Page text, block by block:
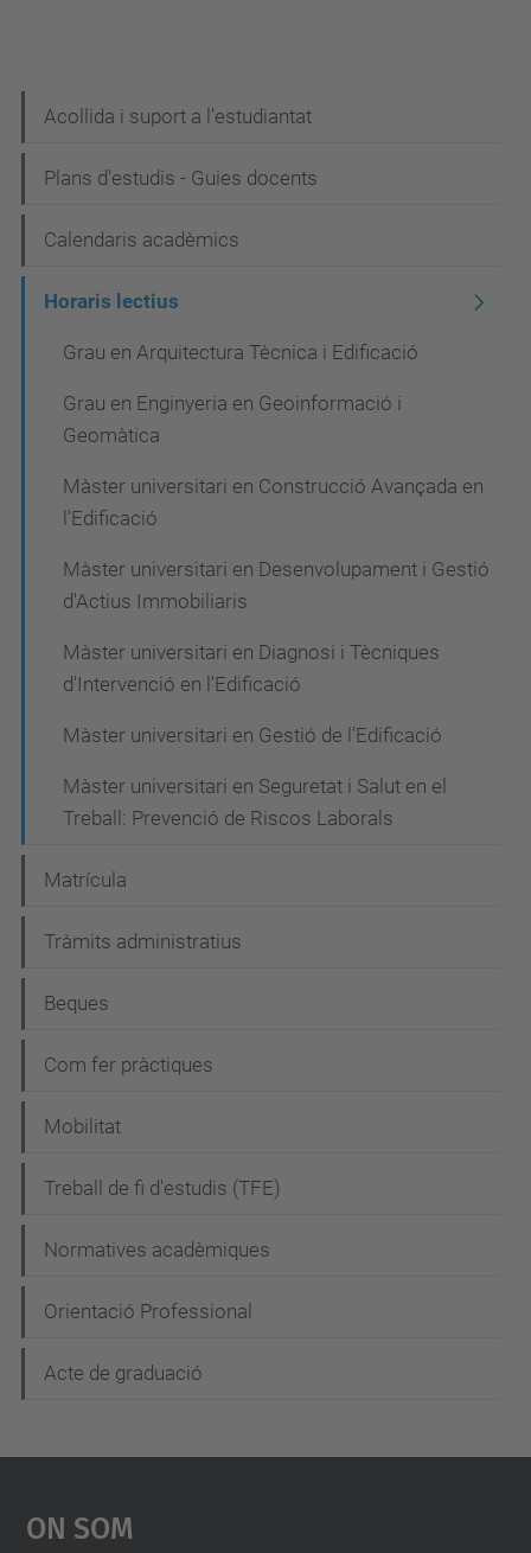
a
v
g
Acollida i suport a l'estudiantat
Plans d'estudis - Guies docents
Calendaris acadèmics
Horaris lectius
Grau en Arquitectura Tècnica i Edificació
Grau en Enginyeria en Geoinformació i
Geomàtica
Màster universitari en Construcció Avançada en
l'Edificació
Màster universitari en Desenvolupament i Gestió
d'Actius Immobiliaris
Màster universitari en Diagnosi i Tècniques
d'Intervenció en l'Edificació
Màster universitari en Gestió de l'Edificació
Màster universitari en Seguretat i Salut en el
Treball: Prevenció de Riscos Laborals
Matrícula
Tràmits administratius
Beques
Com fer pràctiques
Mobilitat
Treball de fi d'estudis (TFE)
Normatives acadèmiques
Orientació Professional
Acte de graduació
On Som